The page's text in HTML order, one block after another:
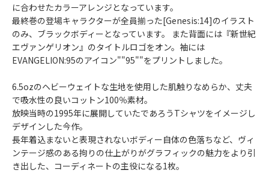
に合わせたカラーアレンジとなっています。
最終巻の登場キャラクターが全員揃った[Genesis:14]のイラスト
のみ、ブラックボディーとなっています。 また背面には『新世紀
エヴァンゲリオン』のタイトルロゴをオン。袖には
EVANGELION:95のアイコン""95""をプリントしました。
6.5ozのヘビーウェイトな生地を使用した肌触りなめらか、丈夫
で吸水性の良いコットン100％素材。
放映当時の1995年に展開していたであろうTシャツをイメージし
デザインした今作。
長年着込まないと表現されないボディー自体の色落ちなど、ヴィ
ンテージ感のある拘りの仕上がりがグラフィックの魅力をより引
き出した、コーディネートの主役になる1枚。